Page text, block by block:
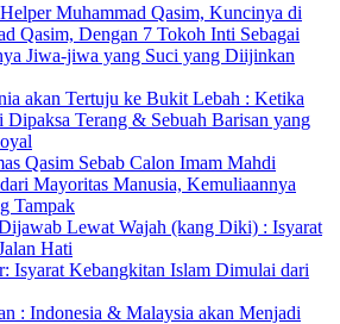
Muhammad Qasim, Kuncinya di
Qasim, Dengan 7 Tokoh Inti Sebagai
Jiwa-jiwa yang Suci yang Diijinkan
akan Tertuju ke Bukit Lebah : Ketika
Dipaksa Terang & Sebuah Barisan yang
Qasim Sebab Calon Imam Mahdi
Mayoritas Manusia, Kemuliaannya
Tampak
Lewat Wajah (kang Diki) : Isyarat
Hati
Isyarat Kebangkitan Islam Dimulai dari
: Indonesia & Malaysia akan Menjadi